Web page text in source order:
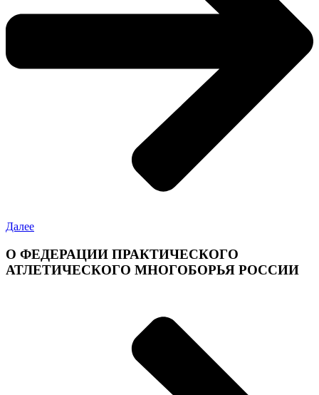
Далее
О ФЕДЕРАЦИИ ПРАКТИЧЕСКОГО
АТЛЕТИЧЕСКОГО МНОГОБОРЬЯ РОССИИ